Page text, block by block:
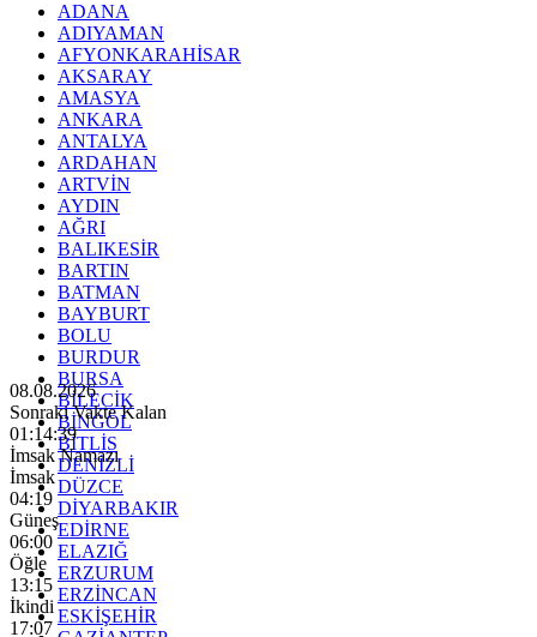
ADANA
ADIYAMAN
AFYONKARAHİSAR
AKSARAY
AMASYA
ANKARA
ANTALYA
ARDAHAN
ARTVİN
AYDIN
AĞRI
BALIKESİR
BARTIN
BATMAN
BAYBURT
BOLU
BURDUR
BURSA
BİLECİK
BİNGÖL
BİTLİS
DENİZLİ
DÜZCE
DİYARBAKIR
EDİRNE
ELAZIĞ
ERZURUM
ERZİNCAN
ESKİŞEHİR
08.08.2026
Sonraki Vakte Kalan
01:14:37
İmsak Namazı
İmsak
04:19
Güneş
06:00
Öğle
13:15
İkindi
17:07